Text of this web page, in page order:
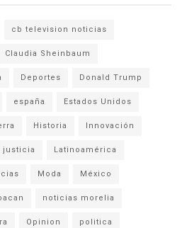
cb television noticias
Claudia Sheinbaum
Deportes Donald Trump
españa Estados Unidos
Historia Innovación
justicia Latinoamérica
Moda México
noticias morelia
Opinion politica